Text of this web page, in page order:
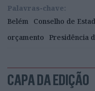
Palavras-chave:
Belém
Conselho de
orçamento
Presidência
CAPA DA EDIÇÃO